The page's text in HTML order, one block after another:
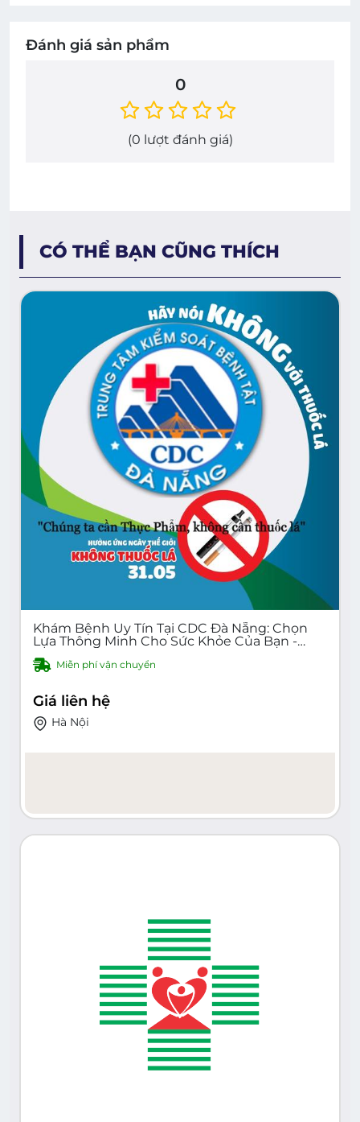
Đánh giá sản phẩm
0
(0 lượt đánh giá)
CÓ THỂ BẠN CŨNG THÍCH
Khám Bệnh Uy Tín Tại CDC Đà Nẵng: Chọn
Lựa Thông Minh Cho Sức Khỏe Của Bạn -
Kiểm Tra Sức Khỏe Định Kỳ, Tiêm Chủng, Xét
Nghiệm, Tư Vấn Miễn Phí - CDC Đà Nẵng
Miễn phí vận chuyển
Giá liên hệ
Hà Nội